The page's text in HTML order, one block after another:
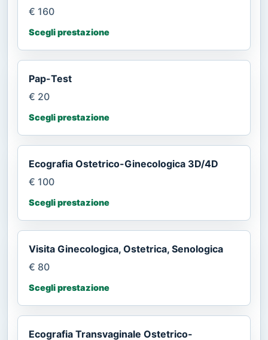
€ 160
Scegli prestazione
Pap-Test
€ 20
Scegli prestazione
Ecografia Ostetrico-Ginecologica 3D/4D
€ 100
Scegli prestazione
Visita Ginecologica, Ostetrica, Senologica
€ 80
Scegli prestazione
Ecografia Transvaginale Ostetrico-